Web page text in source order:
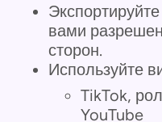
вами
сторон.
Используйте
TikTok,
YouTube